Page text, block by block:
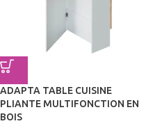
ADAPTA TABLE CUISINE
PLIANTE MULTIFONCTION EN
BOIS